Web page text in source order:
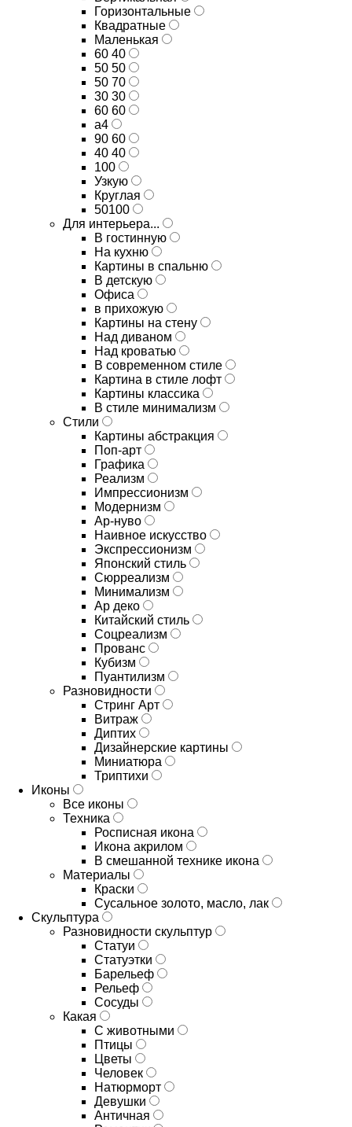
Горизонтальные
Квадратные
Маленькая
60 40
50 50
50 70
30 30
60 60
а4
90 60
40 40
100
Узкую
Круглая
50100
Для интерьера...
В гостинную
На кухню
Картины в спальню
В детскую
Офиса
в прихожую
Картины на стену
Над диваном
Над кроватью
В современном стиле
Картина в стиле лофт
Картины классика
В стиле минимализм
Стили
Картины абстракция
Поп-арт
Графика
Реализм
Импрессионизм
Модернизм
Ар-нуво
Наивное искусство
Экспрессионизм
Японский стиль
Сюрреализм
Минимализм
Ар деко
Китайский стиль
Соцреализм
Прованс
Кубизм
Пуантилизм
Разновидности
Стринг Арт
Витраж
Диптих
Дизайнерские картины
Миниатюра
Триптихи
Иконы
Все иконы
Техника
Росписная икона
Икона акрилом
В смешанной технике икона
Материалы
Краски
Сусальное золото, масло, лак
Скульптура
Разновидности скульптур
Статуи
Статуэтки
Барельеф
Рельеф
Сосуды
Какая
С животными
Птицы
Цветы
Человек
Натюрморт
Девушки
Античная